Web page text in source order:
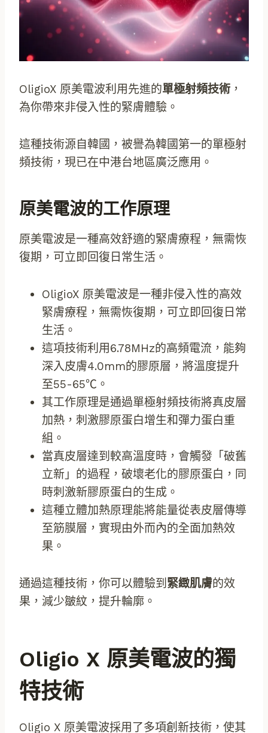
OligioX 原美電波利用先進的單極射頻技術 ，
為你帶來非侵入性的緊膚體驗。
這種技術源自韓國，被譽為韓國第一的單極射
頻技術，現已在中港台地區廣泛應用。
原美電波的工作原理
原美電波是一種高效舒適的緊膚療程，無需恢
復期，可立即回復日常生活。
OligioX 原美電波是一種非侵入性的高效
緊膚療程，無需恢復期，可立即回復日常
生活。
這項技術利用6.78MHz的高頻電流，能夠
深入皮膚4.0mm的膠原層，將溫度提升
至55-65℃。
其工作原理是通過單極射頻技術將真皮層
加熱，刺激膠原蛋白增生和彈力蛋白重
組。
當真皮層達到較高溫度時，會觸發「破舊
立新」的過程，破壞老化的膠原蛋白，同
時刺激新膠原蛋白的生成。
這種立體加熱原理能將能量從表皮層傳導
至筋膜層，實現由外而內的全面加熱效
果。
通過這種技術，你可以體驗到 緊緻肌膚的效
果，減少皺紋，提升輪廓。
Oligio X 原美電波的獨
特技術
Oligio X 原美電波採用了多項創新技術，使其